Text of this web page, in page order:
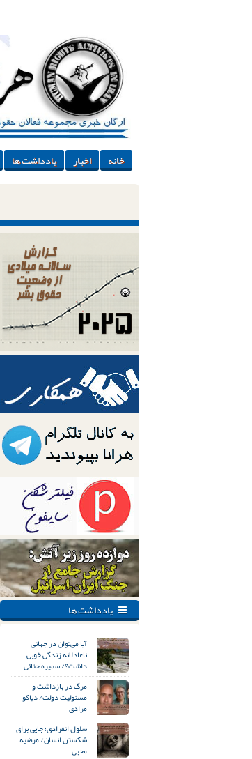
خانه اخبار یادداشت ها
یادداشت ها
آیا می‌توان در جهانی
ناعادلانه زندگی خوبی
داشت؟/ سمیره حنائی
مرگ در بازداشت و
مسئولیت دولت/ دیاکو
مرادی
سلول انفرادی؛ جایی برای
شکستن انسان/ مرضیه
محبی